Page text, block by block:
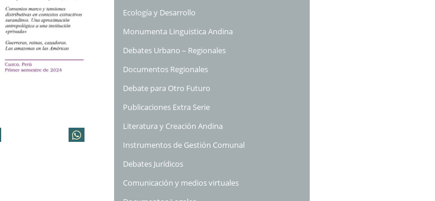
Ecología y Desarrollo
Monumenta Linguistica Andina
Debates Urbano – Regionales
Documentos Regionales
Debate para Otro Futuro
Publicaciones Extra Serie
Literatura y Creación Andina
Instrumentos de Gestión Comunal
Debates Jurídicos
Comunicación y medios virtuales